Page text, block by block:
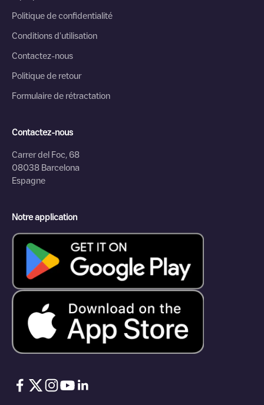
Politique de confidentialité
Conditions d'utilisation
Contactez-nous
Politique de retour
Formulaire de rétractation
Contactez-nous
Carrer del Foc, 68
08038 Barcelona
Espagne
Notre application